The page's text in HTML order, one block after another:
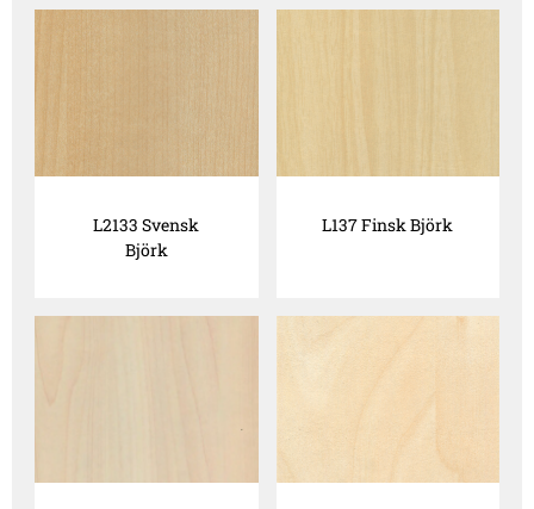
L2133 Svensk
Björk
L137 Finsk Björk